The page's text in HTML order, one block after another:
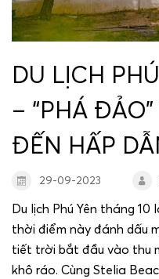
Dịch vụ Cưới
Dịch vụ giải trí
Dịch vụ lưu trú
Gallery
Spa &
Liên hệ
DU LỊCH
– “PHÁ
ĐẾN HẤP
29-09-2023
Du lịch Phú Yên tháng
thời điểm này đánh dấu
tiết trời bắt đầu vào thu
khô ráo. Cùng Stelia